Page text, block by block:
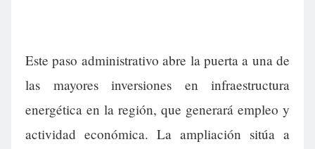
Este paso administrativo abre la puerta a una de
las mayores inversiones en infraestructura
energética en la región, que generará empleo y
actividad económica. La ampliación sitúa a